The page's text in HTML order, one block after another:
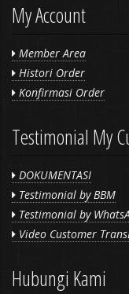
My Account
Member Area
Histori Order
Konfirmasi Order
Testimonial My
DOKUMENTASI
Testimonial by BBM
Testimonial by
Video Customer
Hubungi Kami